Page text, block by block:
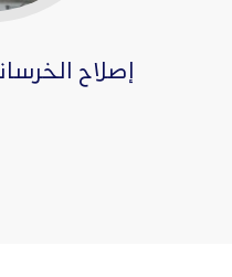
إصلاح